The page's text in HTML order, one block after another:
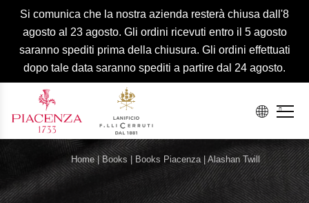
Si comunica che la nostra azienda resterà chiusa dall'8
agosto al 23 agosto. Gli ordini ricevuti entro il 5 agosto
saranno spediti prima della chiusura. Gli ordini effettuati
dopo tale data saranno spediti a partire dal 24 agosto.
Home|Books Books Piacenza| Alashan Twill